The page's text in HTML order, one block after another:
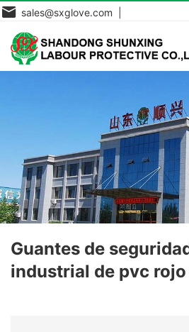
sales@sxglove.com |
Guantes de
industrial de pvc